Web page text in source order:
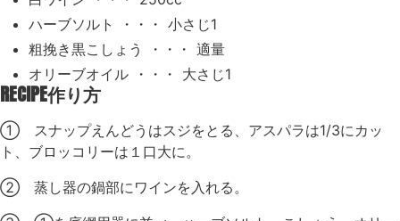
ハーブソルト ・・・ 小さじ1
粗挽き黒こしょう ・・・ 適量
オリーブオイル ・・・ 大さじ1
RECIPE作り方
① スナップえんどうはスジをとる、アスパラは1/3にカッ
ト、ブロッコリーは１口大に。
② 蒸し器の鍋部にワインを入れる。